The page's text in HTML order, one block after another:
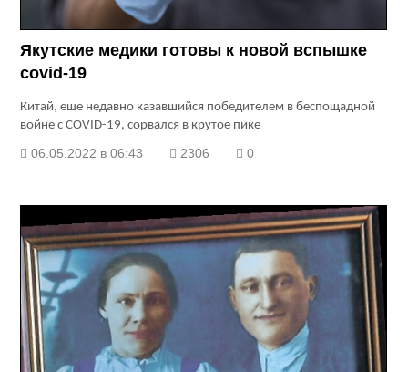
Якутские медики готовы к новой вспышке
covid-19
Китай, еще недавно казавшийся победителем в беспощадной
войне с COVID-19, сорвался в крутое пике
06.05.2022 в 06:43 2306 0